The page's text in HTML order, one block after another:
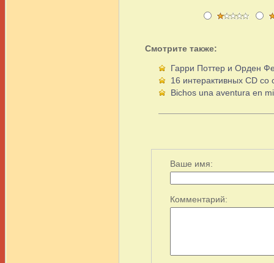
Смотрите также:
Гарри Поттер и Орден
16 интерактивных CD со
Bichos una aventura en
Ваше имя:
Комментарий: